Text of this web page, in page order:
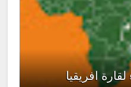
افريقيا